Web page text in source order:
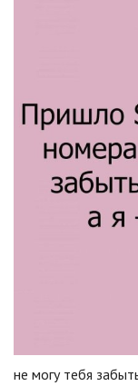
не могу тебя